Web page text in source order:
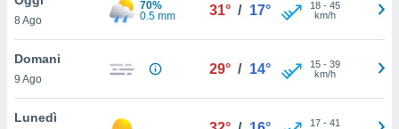
è
al sito
di
ci
8 Ago
70%
0.5 mm
31° / 17° 18- 45
km/h
Domani
9 Ago
29° / 14° 15- 39
km/h
Lunedì 17- 41